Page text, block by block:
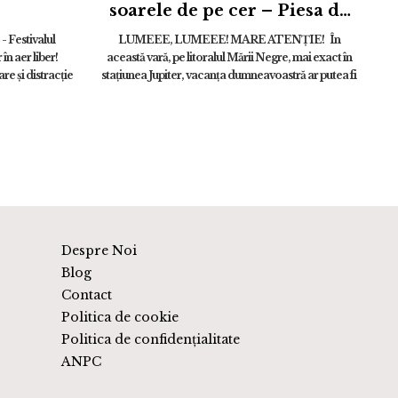
Festivalul
în aer liber!
și distracție
soarele de pe cer – Piesa de
teatru pentru copii | 14
august
LUMEEE, LUMEEE! MARE ATENȚIE! În
această vară, pe litoralul Mării Negre, mai exact în
stațiunea Jupiter, vacanța dumneavoastră ar putea fi
Despre Noi
Blog
Contact
Politica de cookie
Politica de confidențialitate
ANPC